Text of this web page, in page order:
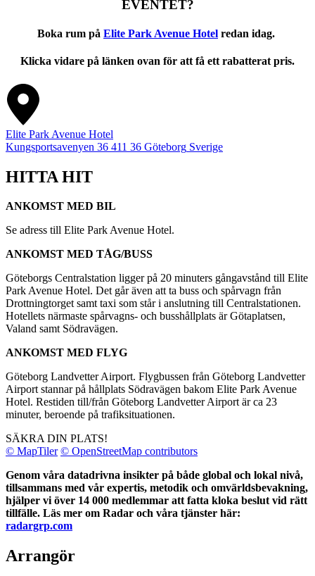
EVENTET?
Boka rum på Elite Park Avenue Hotel redan idag.
Klicka vidare på länken ovan för att få ett rabatterat pris.
Elite Park Avenue Hotel
Kungsportsavenyen 36 411 36 Göteborg Sverige
HITTA HIT
ANKOMST MED BIL
Se adress till Elite Park Avenue Hotel.
ANKOMST MED TÅG/BUSS
Göteborgs Centralstation ligger på 20 minuters gångavstånd till Elite
Park Avenue Hotel. Det går även att ta buss och spårvagn från
Drottningtorget samt taxi som står i anslutning till Centralstationen.
Hotellets närmaste spårvagns- och busshållplats är Götaplatsen,
Valand samt Södravägen.
ANKOMST MED FLYG
Göteborg Landvetter Airport. Flygbussen från Göteborg Landvetter
Airport stannar på hållplats Södravägen bakom Elite Park Avenue
Hotel. Restiden till/från Göteborg Landvetter Airport är ca 23
minuter, beroende på trafiksituationen.
SÄKRA DIN PLATS!
© MapTiler © OpenStreetMap contributors
Genom våra datadrivna insikter på både global och lokal nivå,
tillsammans med vår expertis, metodik och omvärldsbevakning,
hjälper vi över 14 000 medlemmar att fatta kloka beslut vid rätt
tillfälle. Läs mer om Radar och våra tjänster här:
radargrp.com
Arrangör